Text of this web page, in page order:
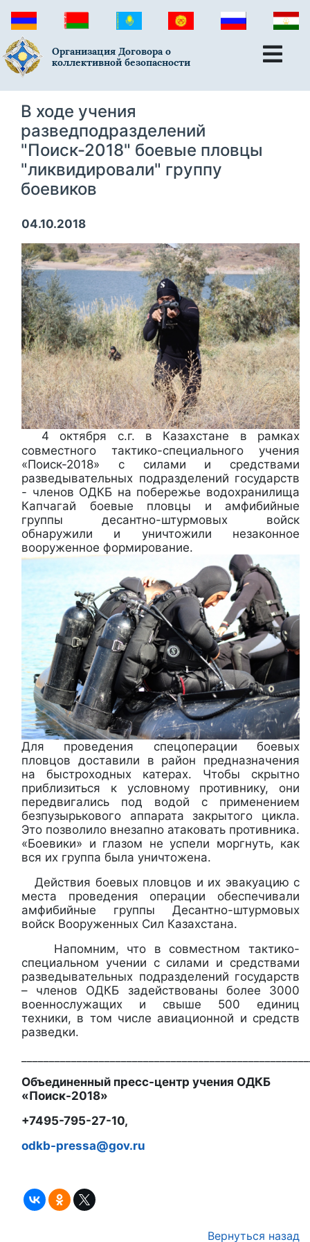
Организация Договора о
коллективной безопасности
В ходе учения
разведподразделений
"Поиск-2018" боевые пловцы
"ликвидировали" группу
боевиков
04.10.2018
4 октября с.г. в Казахстане в рамках
совместного тактико-специального учения
«Поиск-2018» с силами и средствами
разведывательных подразделений государств
- членов ОДКБ на побережье водохранилища
Капчагай боевые пловцы и амфибийные
группы десантно-штурмовых войск
обнаружили и уничтожили незаконное
вооруженное формирование.
Для проведения спецоперации боевых
пловцов доставили в район предназначения
на быстроходных катерах. Чтобы скрытно
приблизиться к условному противнику, они
передвигались под водой с применением
безпузырькового аппарата закрытого цикла.
Это позволило внезапно атаковать противника.
«Боевики» и глазом не успели моргнуть, как
вся их группа была уничтожена.
Действия боевых пловцов и их эвакуацию с
места проведения операции обеспечивали
амфибийные группы Десантно-штурмовых
войск Вооруженных Сил Казахстана.
Напомним, что в совместном тактико-
специальном учении с силами и средствами
разведывательных подразделений государств
– членов ОДКБ задействованы более 3000
военнослужащих и свыше 500 единиц
техники, в том числе авиационной и средств
разведки.
Объединенный пресс-центр учения ОДКБ
«Поиск-2018»
+7495-795-27-10,
odkb-pressa@gov.ru
Вернуться назад